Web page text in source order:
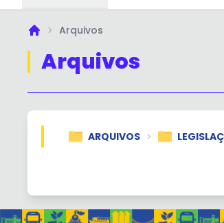
PrincipalArquivos
Arquivos
ARQUIVOS